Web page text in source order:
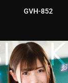
GVH-852